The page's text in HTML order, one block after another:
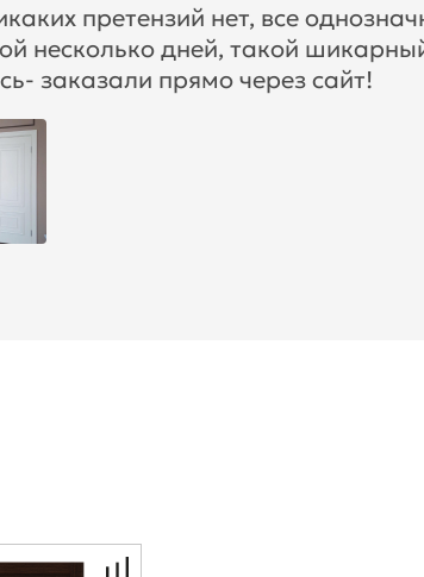
претензий нет, все
несколько дней, такой
заказали прямо через сайт!